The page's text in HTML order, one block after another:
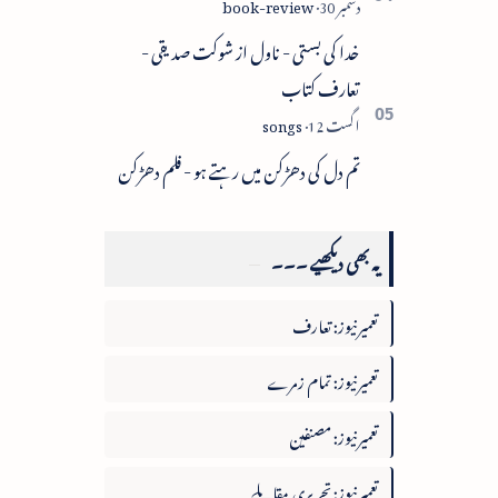
خدا کی بستی - ناول از شوکت صدیقی -
تعارف کتاب
تم دل کی دھڑکن میں رہتے ہو - فلم دھڑکن
یہ بھی دیکھیے ۔۔۔
تعمیرنیوز: تعارف
تعمیرنیوز: تمام زمرے
تعمیرنیوز: مصنفین
تعمیرنیوز: تحریری مقابلے